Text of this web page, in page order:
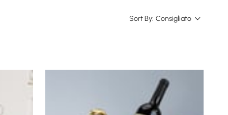
Sort By: Consigliato